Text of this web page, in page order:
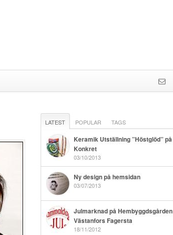
LATEST POPULAR TAGS
Keramik Utställning ”Höstglöd” på
Konkret
03/10/2013
Ny design på hemsidan
03/07/2013
Julmarknad på Hembyggdsgården
Västanfors Fagersta
18/11/2012